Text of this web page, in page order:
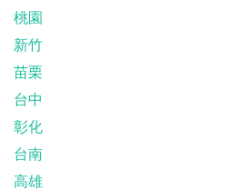
桃園
新竹
苗栗
台中
彰化
台南
高雄